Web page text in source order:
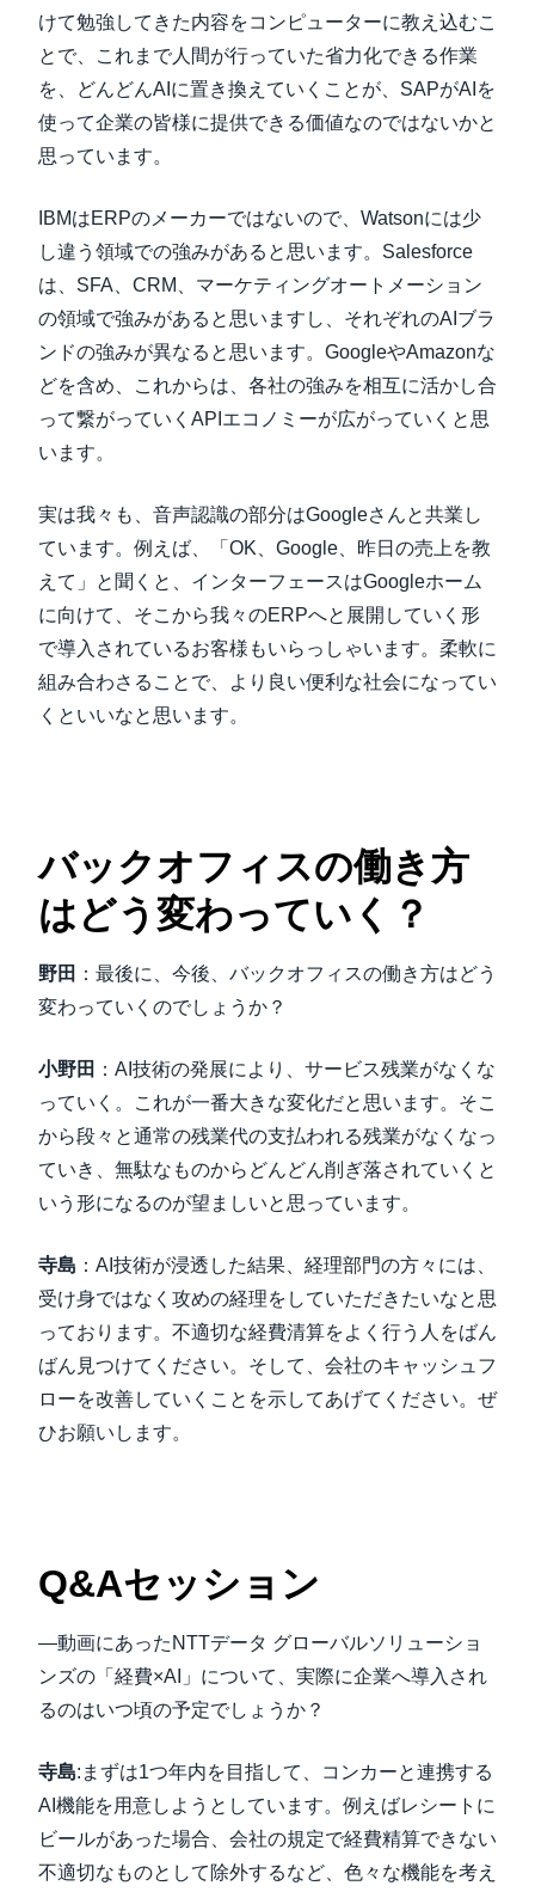
けて勉強してきた内容をコンピューターに教え込むこ
とで、これまで人間が行っていた省力化できる作業
を、どんどんAIに置き換えていくことが、SAPがAIを
使って企業の皆様に提供できる価値なのではないかと
思っています。
IBMはERPのメーカーではないので、Watsonには少
し違う領域での強みがあると思います。Salesforce
は、SFA、CRM、マーケティングオートメーション
の領域で強みがあると思いますし、それぞれのAIブラ
ンドの強みが異なると思います。GoogleやAmazonな
どを含め、これからは、各社の強みを相互に活かし合
って繋がっていくAPIエコノミーが広がっていくと思
います。
実は我々も、音声認識の部分はGoogleさんと共業し
ています。例えば、「OK、Google、昨日の売上を教
えて」と聞くと、インターフェースはGoogleホーム
に向けて、そこから我々のERPへと展開していく形
で導入されているお客様もいらっしゃいます。柔軟に
組み合わさることで、より良い便利な社会になってい
くといいなと思います。
バックオフィスの働き方
はどう変わっていく？
野田 ：最後に、今後、バックオフィスの働き方はどう
変わっていくのでしょうか？
小野田 ：AI技術の発展により、サービス残業がなくな
っていく。これが一番大きな変化だと思います。そこ
から段々と通常の残業代の支払われる残業がなくなっ
ていき、無駄なものからどんどん削ぎ落されていくと
いう形になるのが望ましいと思っています。
寺島 ：AI技術が浸透した結果、経理部門の方々には、
受け身ではなく攻めの経理をしていただきたいなと思
っております。不適切な経費清算をよく行う人をばん
ばん見つけてください。そして、会社のキャッシュフ
ローを改善していくことを示してあげてください。ぜ
ひお願いします。
Q&Aセッション
―動画にあったNTTデータ グローバルソリューショ
ンズの「経費×AI」について、実際に企業へ導入され
るのはいつ頃の予定でしょうか？
寺島:まずは1つ年内を目指して、コンカーと連携する
AI機能を用意しようとしています。例えばレシートに
ビールがあった場合、会社の規定で経費精算できない
不適切なものとして除外するなど、色々な機能を考え